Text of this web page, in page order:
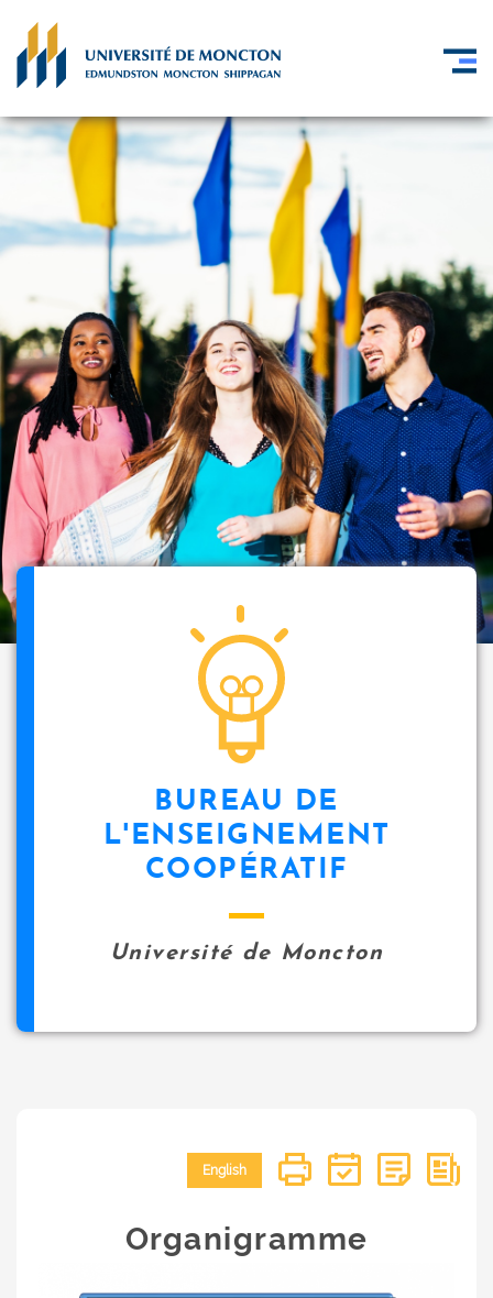
BUREAU DE
L'ENSEIGNEMENT
COOPÉRATIF
Université de Moncton
English
Organigramme